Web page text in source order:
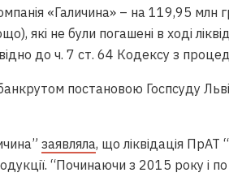
«Галичина» – на 119,95 млн
які не були погашені в ході
до ч. 7 ст. 64 Кодексу з
постановою Госпсуду
заявляла, що ліквідація ПрАТ
“Починаючи з 2015 року і